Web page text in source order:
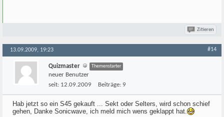
Zitieren
13.09.2009, 19:23 #14
Quizmaster Themenstarter
neuer Benutzer
seit: 12.09.2009 Beiträge: 9
Hab jetzt so ein S45 gekauft ... Sekt oder Selters, wird schon schief
gehen, Danke Sonicwave, ich meld mich wens geklappt hat.